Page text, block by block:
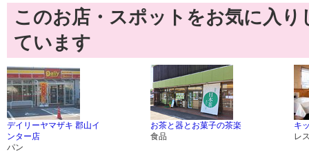
このお店・スポットをお気に入
ています
デイリーヤマザキ 郡山イ
ンター店
パン
お茶と器とお菓子の茶楽
食品
キ
レ